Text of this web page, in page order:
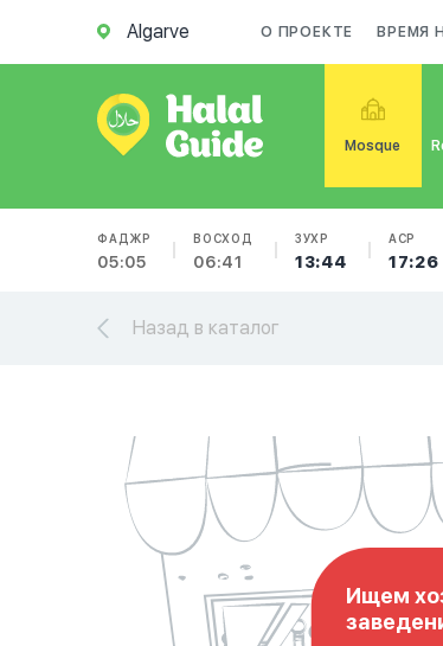
Algarve О ПРОЕКТЕ ВРЕМЯ
Mosque
ФАДЖР
05:05
ВОСХОД
06:41
ЗУХР
13:44
АСР
17:26
Назад в каталог
Ищем